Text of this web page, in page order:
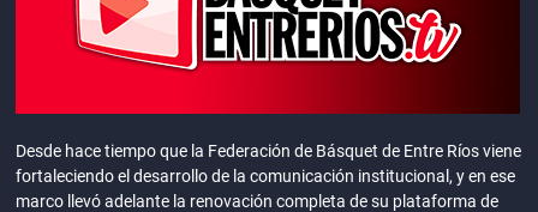
Desde hace tiempo que la Federación de Básquet de Entre Ríos viene
fortaleciendo el desarrollo de la comunicación institucional, y en ese
marco llevó adelante la renovación completa de su plataforma de